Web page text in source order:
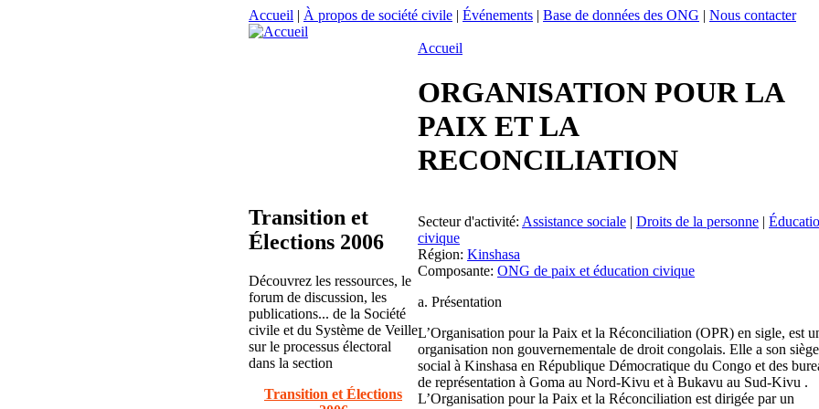
Accueil | À propos de société civile | Événements | Base de données des ONG | Nous contacter
Transition et
Élections 2006
Découvrez les ressources, le
forum de discussion, les
publications... de la Société
civile et du Système de Veille
sur le processus électoral
dans la section
Transition et Élections
Accueil
ORGANISATION POUR LA
PAIX ET LA
RECONCILIATION
Secteur d'activité: Assistance sociale | Droits de la personne |
civique
Région: Kinshasa
Composante: ONG de paix et éducation civique
a. Présentation
L’Organisation pour la Paix et la Réconciliation (OPR) en sigle, est
organisation non gouvernementale de droit congolais. Elle a son siège
social à Kinshasa en République Démocratique du Congo et des
de représentation à Goma au Nord-Kivu et à Bukavu au Sud-Kivu .
L’Organisation pour la Paix et la Réconciliation est dirigée par un